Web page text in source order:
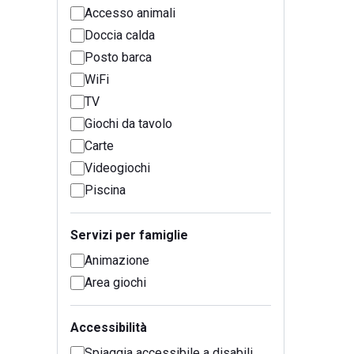
Accesso animali
Doccia calda
Posto barca
WiFi
TV
Giochi da tavolo
Carte
Videogiochi
Piscina
Servizi per famiglie
Animazione
Area giochi
Accessibilità